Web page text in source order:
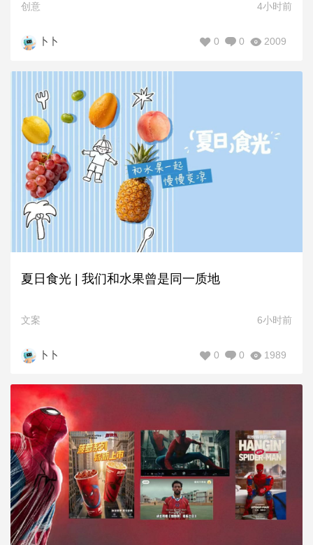
创意 4小时前
卜卜 2009
0
0
夏日食光 | 我们和水果曾是同一质地
文案 6小时前
卜卜 1989
0
0